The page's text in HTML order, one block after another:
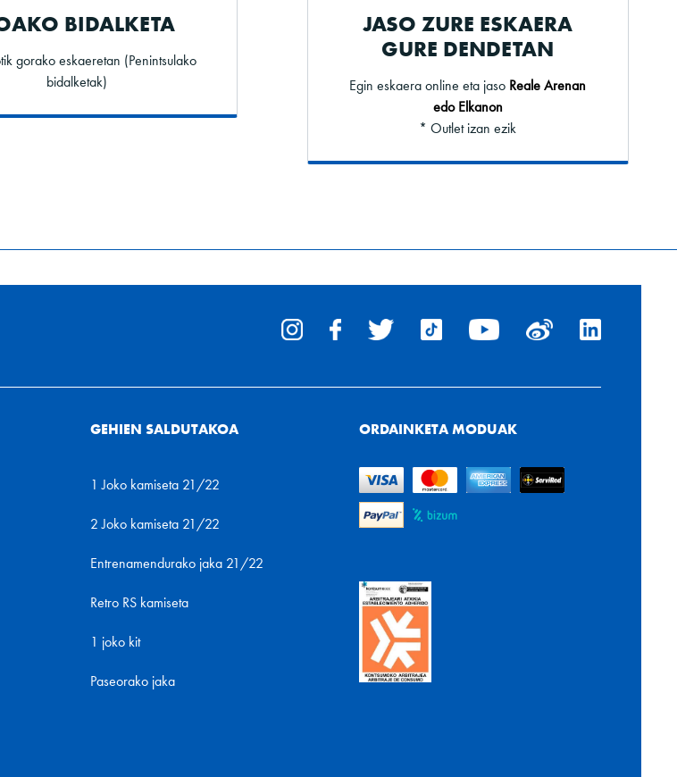
BIDALKETA
gorako eskaeretan (Penintsulako
bidalketak)
JASO ZURE ESKAERA
GURE DENDETAN
Egin eskaera online eta jaso Reale Arenan
edo Elkanon
* Outlet izan ezik
GEHIEN SALDUTAKOA
1 Joko kamiseta 21/22
2 Joko kamiseta 21/22
Entrenamendurako jaka 21/22
Retro RS kamiseta
1 joko kit
Paseorako jaka
ORDAINKETA MODUAK